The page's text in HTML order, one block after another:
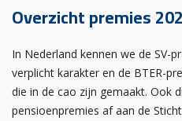
Overzicht premies
In Nederland kennen we de SV-
verplicht karakter en de BTER-
die in de cao zijn gemaakt. Ook
pensioenpremies af aan de